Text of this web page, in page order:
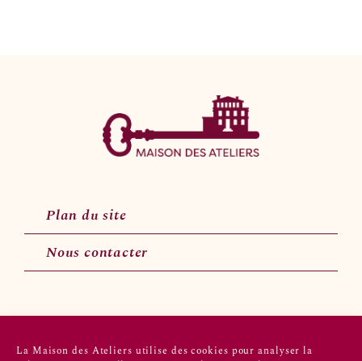
La Maison des Ateliers utilise des cookies pour analyser la
Plan du site
Nous contacter